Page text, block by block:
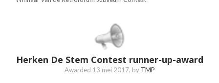
Herken De Stem Contest runner-up-award
Awarded 13 mei 2017, by TMP